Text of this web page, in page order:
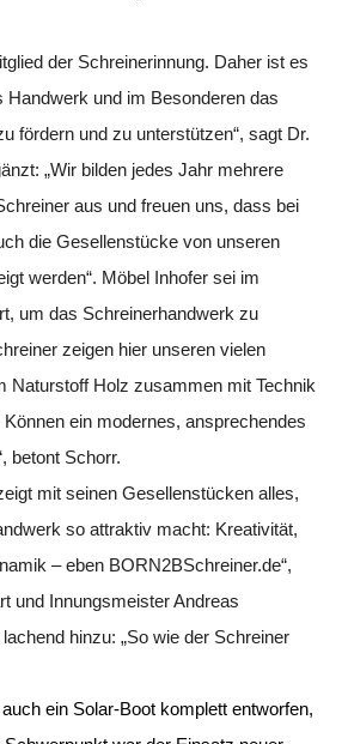
der Schreinerinnung. Daher ist es
Handwerk und im Besonderen das
fördern und zu unterstützen“, sagt Dr.
„Wir bilden jedes Jahr mehrere
aus und freuen uns, dass bei
die Gesellenstücke von unseren
werden“. Möbel Inhofer sei im
um das Schreinerhandwerk zu
zeigen hier unseren vielen
Naturstoff Holz zusammen mit Technik
ein modernes, ansprechendes
betont Schorr.
mit seinen Gesellenstücken alles,
so attraktiv macht: Kreativität,
– eben BORN2BSchreiner.de“,
und Innungsmeister Andreas
hinzu: „So wie der Schreiner
ein Solar-Boot komplett entworfen,